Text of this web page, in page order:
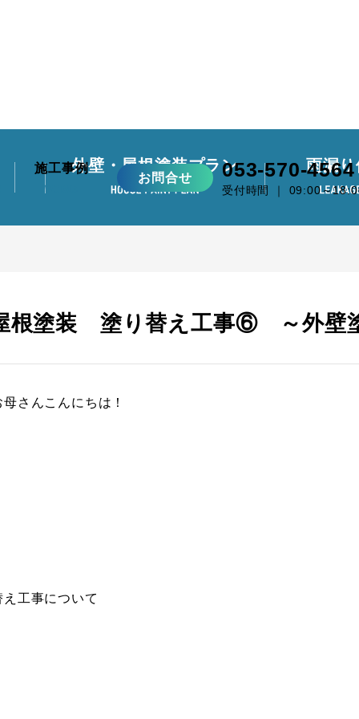
施工事例
お問合せ 053-570-4564
受付時間 ｜ 09:00～
外壁・屋根塗装プラン 雨漏
根塗装 塗り替え工事⑥ ～外壁
さんこんにちは！
工事について